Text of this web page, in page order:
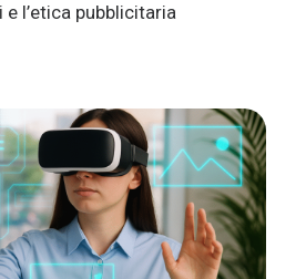
l’etica pubblicitaria